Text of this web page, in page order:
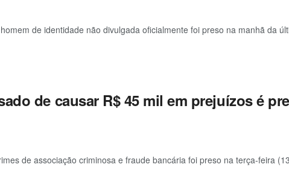
de identidade não divulgada oficialmente foi preso na manhã da
de causar R$ 45 mil em prejuízos é
de associação criminosa e fraude bancária foi preso na terça-feira